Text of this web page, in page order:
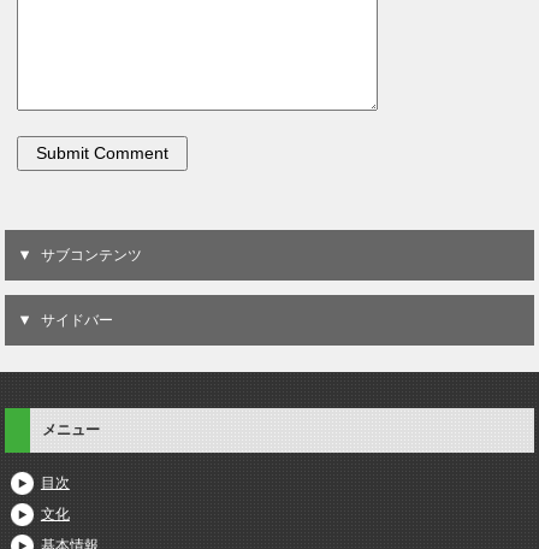
サブコンテンツ
サイドバー
メニュー
目次
文化
基本情報